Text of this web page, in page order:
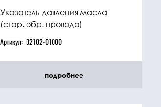
Указатель давления масла
(стар. обр. провода)
Артикул: D2102-01000
подробнее